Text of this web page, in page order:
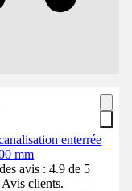
enterrée
mm
avis : 4.9 de 5
clients.